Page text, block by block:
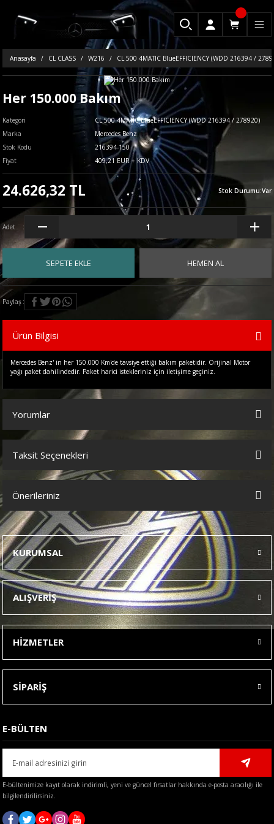
Anasayfa CL CLASS W216 CL 500 4MATIC BlueEFFICIENCY (WDD 216394 /
Her 150.000 Bakım
Kategori
CL 500 4MATIC BlueEFFICIENCY (WDD 216394 / 278920)
Marka
Mercedes Benz
Stok Kodu
216394-150
Fiyat
409,21 EUR + KDV
24.626,32 TL Stok Durumu:Var
Adet
SEPETE EKLE HEMEN AL
Paylaş
Ürün Bilgisi
Mercedes Benz' in her 150.000 Km'de tavsiye ettiği bakım paketidir. Orijinal Motor
yağı paket dahilindedir. Paket harici istekleriniz için iletişime geçiniz.
Yorumlar
Bu ürüne ilk yorumu siz yapın!
Taksit Seçenekleri
Önerileriniz
Bu ürünün fiyat bilgisi, resim, ürün açıklamalarında ve diğer
konularda yetersiz gördüğünüz noktaları öneri formunu kullanarak
tarafımıza iletebilirsiniz.
Görüş ve önerileriniz için teşekkür ederiz.
Ürün resmi kalitesiz, bozuk veya görüntülenemiyor.
Ürün açıklamasında eksik bilgiler bulunuyor.
Ürün bilgilerinde hatalar bulunuyor.
Ürün fiyatı diğer sitelerden daha pahalı.
Bu ürüne benzer farklı alternatifler olmalı.
Gönder
KURUMSAL
ALIŞVERİŞ
HİZMETLER
SİPARİŞ
E-BÜLTEN
E-bültenimize kayıt olarak indirimli, yeni ve güncel fırsatlar hakkında e-posta aracılığı ile
bilgilendirilirsiniz.